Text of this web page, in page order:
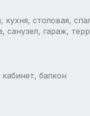
кухня, столовая,
санузел, гараж,
балкон